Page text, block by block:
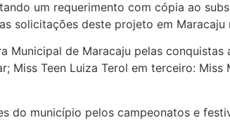
um requerimento com cópia ao
solicitações deste projeto em Maracaju
de Maracaju pelas
Teen Luiza Terol em terceiro:
município pelos campeonatos e